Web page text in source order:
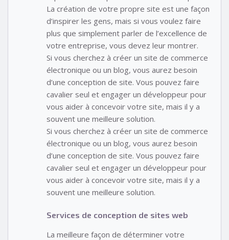
La création de votre propre site est une façon
d’inspirer les gens, mais si vous voulez faire
plus que simplement parler de l’excellence de
votre entreprise, vous devez leur montrer.
Si vous cherchez à créer un site de commerce
électronique ou un blog, vous aurez besoin
d’une conception de site. Vous pouvez faire
cavalier seul et engager un développeur pour
vous aider à concevoir votre site, mais il y a
souvent une meilleure solution.
Si vous cherchez à créer un site de commerce
électronique ou un blog, vous aurez besoin
d’une conception de site. Vous pouvez faire
cavalier seul et engager un développeur pour
vous aider à concevoir votre site, mais il y a
souvent une meilleure solution.
Services de conception de sites web
La meilleure façon de déterminer votre